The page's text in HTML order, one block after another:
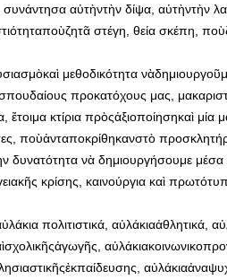
αὐτὴντὴν δίψα, αὐτὴντὴν
στέγη, θεία σκέπη,
μεθοδικότητα
προκατόχους μας,
κτίρια πρὸςἀξιοποίησηκαὶ μία
ποὺἀνταποκρίθηκανστὸ
δυνατότητα νὰ δημιουργήσουμε
κρίσης, καινούργια καὶ
πολιτιστικά, αὐλάκιαἀθλητικά,